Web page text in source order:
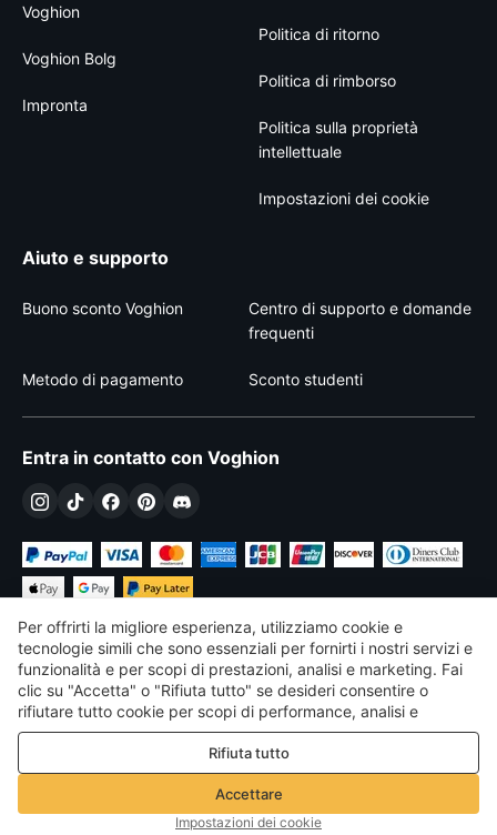
Voghion
Voghion Bolg
Impronta
Politica di ritorno
Politica di rimborso
Politica sulla proprietà
intellettuale
Impostazioni dei cookie
Aiuto e supporto
Buono sconto Voghion
Centro di supporto e domande
frequenti
Metodo di pagamento Sconto studenti
Entra in contatto con Voghion
€ EUR Italy
©2026 Voghion
Termini & Condizioni
Politica sulla privacy e sui cookie
Linee guida della community
Per offrirti la migliore esperienza, utilizziamo cookie e
tecnologie simili che sono essenziali per fornirti i nostri servizi e
funzionalità e per scopi di prestazioni, analisi e marketing. Fai
clic su "Accetta" o "Rifiuta tutto" se desideri consentire o
rifiutare tutto cookie per scopi di performance, analisi e
marketing. Per maggiori dettagli consultare la nostraPolitica
Rifiuta tutto
Accettare
Impostazioni dei cookie